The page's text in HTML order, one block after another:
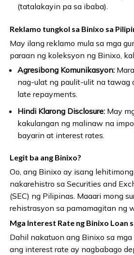
(tatalakayin pa sa ibaba).
Reklamo tungkol sa Binixo sa
May ilang reklamo mula sa mga
paraan ng koleksyon ng Binixo,
Agresibong Komunikasyon:
nag-ulat ng paulit-ulit na tawag
late repayments.
Hindi Klarong Disclosure:May
kakulangan ng malinaw na
bayarin at interest rates.
Legit ba ang Binixo?
Oo, ang Binixo ay isang
nakarehistro sa Securities and
(SEC) ng Pilipinas. Maaari mong
rehistrasyon sa pamamagitan ng
Mga Interest Rate ng Binixo Loan
Dahil nakatuon ang Binixo sa
ang interest rate ay nagbabago